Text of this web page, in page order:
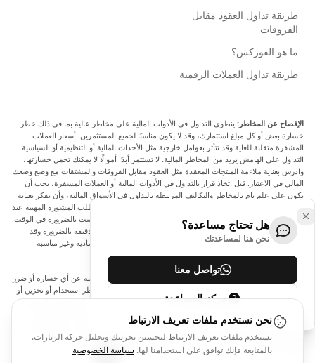
طريقة تداول العقود مقابل
الفروقات
ما هو الفوركس؟
طريقة تداول العملات الرقمية
الإفصاح عن المخاطر: ينطوي التداول في الأدوات المالية على مخاطر عالية بما في ذلك خطر
خسارة بعض أو كل مبلغ استثمارك، وقد لا يكون مناسبًا لجميع المستثمرين. أسعار العملات
المشفرة متقلبة للغاية وقد تتأثر بعوامل خارجية مثل الأحداث المالية أو التنظيمية أو السياسية.
التداول على الهامش يزيد من المخاطر المالية. لا تستثمر أبدًا أموالًا لا يمكنك تحمل خسارتها،
وادرس بعناية ملاءمة المنتجات المعقدة مثل العقود مقابل الفروقات والمشتقات مع وضع وضعك
المالي في الاعتبار. قبل اتخاذ قرار بالتداول في الأدوات المالية أو العملات المشفرة، يجب أن
تكون على علم تام بالمخاطر والتكاليف المرتبطة بالتداول في الأسواق المالية، وأن تفكر بعناية
في أهدافك الاستثمارية ومستوى خبرتك ورغبتك في المخاطرة، وأن تطلب المشورة المهنية عند
الحاجة. تود Arincen أن تذكرك بأن البيانات الواردة في هذا الموقع ليست بالضرورة في الوقت
الفعلي وليست دقيقة. البيانات والأسعار الموجودة على الموقع ليست دقيقة بالضرورة وقد
تختلف عن السعر الفعلي في أي سوق معينة، مما يعني أن الأسعار إرشادية وغير مناسبة
لأغراض التداول.
لن يتحمل Arincen وأي مزود للبيانات الواردة في هذا الموقع المسؤولية عن أي خسارة أو ضرر
نتيجة لتداولك، أو اعتمادك على المعلومات الواردة في هذا الموقع. يحظر استخدام أو تخزين أو
إعادة إنتاج أو عرض أو تعديل أو نقل أو توزيع البيانات الموجودة في هذا الموقع دون الحصول
على إذن كتابي صريح مسبق من Arincen و/أو مزود البيانات. جميع حقوق الملكية الفكرية
محفوظة من قبل مقدمي الخدمة و/أو البورصة التي تقدم البيانات الواردة في هذا الموقع. قد
يتم تعويض Arincen من قبل المعلنين الذين يظهرون على الموقع، بناءً على تفاعلك مع
الإعلانات أو المعلنين.
هل تحتاج مساعدة؟
نحن هنا لمساعدتك
تواصل معنا
مركز المساعدة
نحن نستخدم ملفات تعريف الارتباط
نستخدم ملفات تعريف الارتباط لتحسين تجربتك وتحليل حركة الزيارات.
بالمتابعة فإنك توافق على استخدامنا لها. سياسة الخصوصية